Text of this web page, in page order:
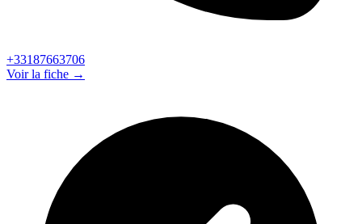
+33187663706
Voir la fiche →